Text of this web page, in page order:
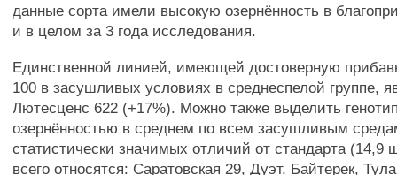
данные сорта имели высокую озернённость в
и в целом за 3 года исследования.
Единственной линией, имеющей достоверную
100 в засушливых условиях в среднеспелой группе,
Лютесценс 622 (+17%). Можно также выделить
озернённостью в среднем по всем засушливым
статистически значимых отличий от стандарта
всего относятся: Саратовская 29, Дуэт, Байтерек,